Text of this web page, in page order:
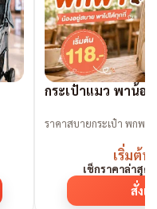
กระเป๋าแมว พาน้อ
ราคาสบายกระเป๋า พกพา
เริ่มต้น
เช็กราคาล่าสุด
สั่งเ